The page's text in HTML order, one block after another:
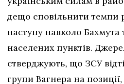
дещо сповільнити темпи
наступу навколо Бахмута
населених пунктів.
стверджують, що ЗСУ
групи Вагнера на